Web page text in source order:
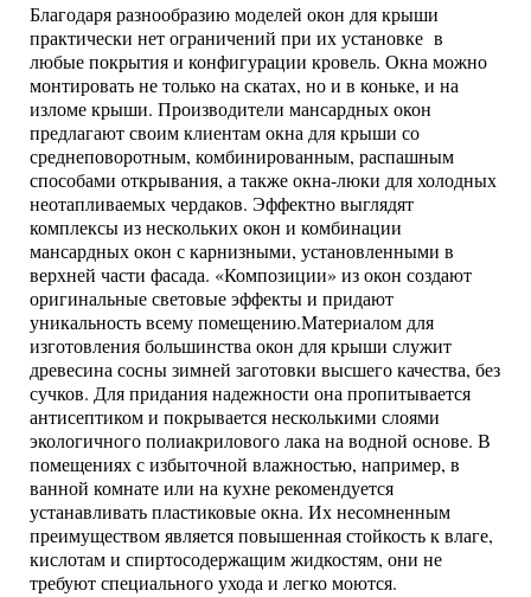
Благодаря разнообразию моделей окон для крыши
практически нет ограничений при их установке в
любые покрытия и конфигурации кровель. Окна можно
монтировать не только на скатах, но и в коньке, и на
изломе крыши. Производители мансардных окон
предлагают своим клиентам окна для крыши со
среднеповоротным, комбинированным, распашным
способами открывания, а также окна-люки для холодных
неотапливаемых чердаков. Эффектно выглядят
комплексы из нескольких окон и комбинации
мансардных окон с карнизными, установленными в
верхней части фасада. «Композиции» из окон создают
оригинальные световые эффекты и придают
уникальность всему помещению.Материалом для
изготовления большинства окон для крыши служит
древесина сосны зимней заготовки высшего качества, без
сучков. Для придания надежности она пропитывается
антисептиком и покрывается несколькими слоями
экологичного полиакрилового лака на водной основе. В
помещениях с избыточной влажностью, например, в
ванной комнате или на кухне рекомендуется
устанавливать пластиковые окна. Их несомненным
преимуществом является повышенная стойкость к влаге,
кислотам и спиртосодержащим жидкостям, они не
требуют специального ухода и легко моются.